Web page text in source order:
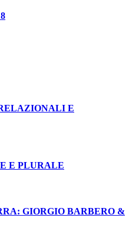
E
E PLURALE
GIORGIO BARBERO &